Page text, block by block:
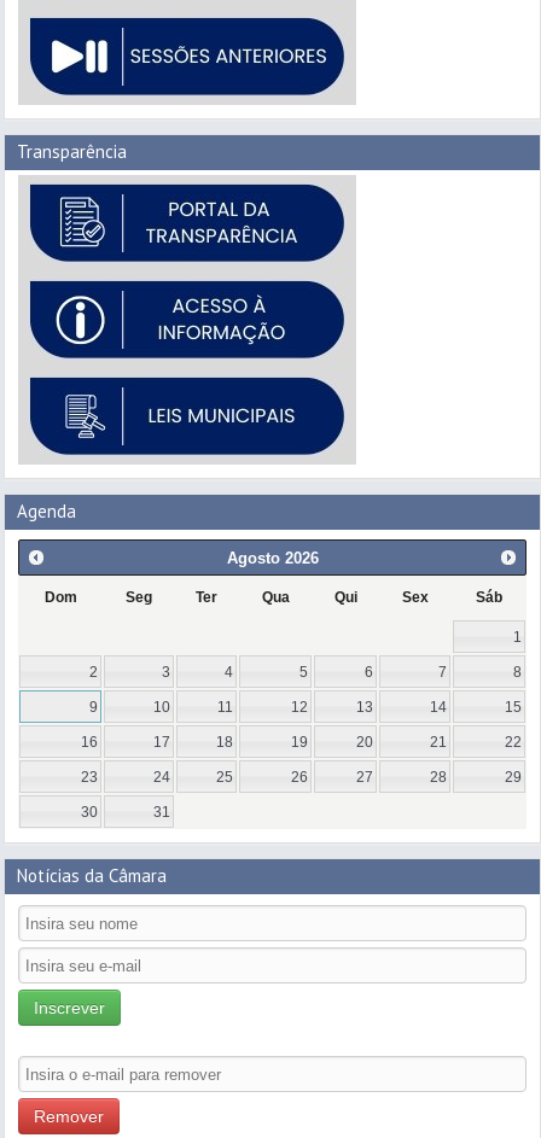
Transparência
Agenda
Agosto 2026
Dom Seg Ter Qua Qui Sex Sáb
1
2 3 4 5 6 7 8
9 10 11 12 13 14 15
16 17 18 19 20 21 22
23 24 25 26 27 28 29
30 31
Notícias da Câmara
Inscrever
Remover